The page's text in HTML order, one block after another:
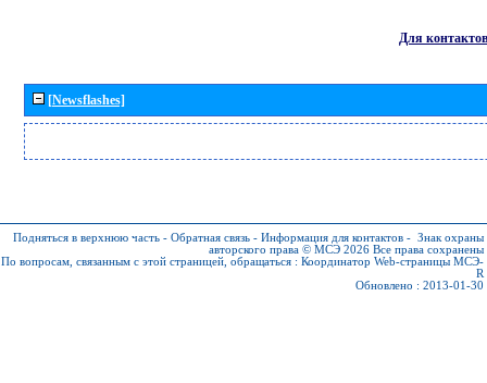
Для контактов
[Newsflashes]
Подняться в верхнюю часть - Обратная связь - Информация для контактов - Знак охраны
авторского права © МСЭ 2026 Все права сохранены
По вопросам, связанным с этой страницей, обращаться : Координатор Web-страницы МСЭ-
R
Обновлено : 2013-01-30